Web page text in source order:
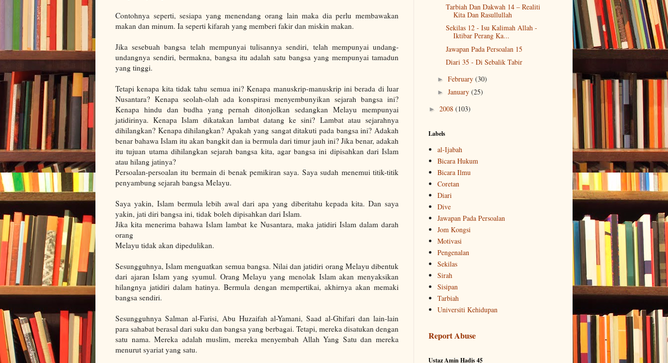
Contohnya seperti, sesiapa yang menendang orang lain maka dia perlu membawakan
makan dan minum. Ia seperti kifarah yang memberi fakir dan miskin makan.
Jika sesebuah bangsa telah mempunyai tulisannya sendiri, telah mempunyai undang-
undangnya sendiri, bermakna, bangsa itu adalah satu bangsa yang mempunyai tamadun
yang tinggi.
Tetapi kenapa kita tidak tahu semua ini? Kenapa manuskrip-manuskrip ini berada di luar
Nusantara? Kenapa seolah-olah ada konspirasi menyembunyikan sejarah bangsa ini?
Kenapa hindu dan budha yang pernah ditonjolkan sedangkan Melayu mempunyai
jatidirinya. Kenapa Islam dikatakan lambat datang ke sini? Lambat atau sejarahnya
dihilangkan? Kenapa dihilangkan? Apakah yang sangat ditakuti pada bangsa ini? Adakah
benar bahawa Islam itu akan bangkit dan ia bermula dari timur jauh ini? Jika benar, adakah
itu tujuan utama dihilangkan sejarah bangsa kita, agar bangsa ini dipisahkan dari Islam
atau hilang jatinya?
Persoalan-persoalan itu bermain di benak pemikiran saya. Saya sudah menemui titik-titik
penyambung sejarah bangsa Melayu.
Saya yakin, Islam bermula lebih awal dari apa yang diberitahu kepada kita. Dan saya
yakin, jati diri bangsa ini, tidak boleh dipisahkan dari Islam.
Jika kita menerima bahawa Islam lambat ke Nusantara, maka jatidiri Islam dalam darah
orang
Melayu tidak akan dipedulikan.
Sesungguhnya, Islam menguatkan semua bangsa. Nilai dan jatidiri orang Melayu dibentuk
dari ajaran Islam yang syumul. Orang Melayu yang menolak Islam akan menyaksikan
hilangnya jatidiri dalam hatinya. Bermula dengan mempertikai, akhirnya akan memaki
bangsa sendiri.
Sesungguhnya Salman al-Farisi, Abu Huzaifah al-Yamani, Saad al-Ghifari dan lain-lain
para sahabat berasal dari suku dan bangsa yang berbagai. Tetapi, mereka disatukan dengan
satu nama. Mereka adalah muslim, mereka menyembah Allah Yang Satu dan mereka
menurut syariat yang satu.
Tarbiah Dan Dakwah 14 – Realiti
Kita Dan Rasullullah
Sekilas 12 - Isu Kalimah Allah -
Iktibar Perang Ka...
Jawapan Pada Persoalan 15
Diari 35 - Di Sebalik Tabir
► February (30)
► January (25)
► 2008 (103)
Labels
al-Ijabah
Bicara Hukum
Bicara Ilmu
Coretan
Diari
Dive
Jawapan Pada Persoalan
Jom Kongsi
Motivasi
Pengenalan
Sekilas
Sirah
Sisipan
Tarbiah
Universiti Kehidupan
Report Abuse
Ustaz Amin Hadis 45